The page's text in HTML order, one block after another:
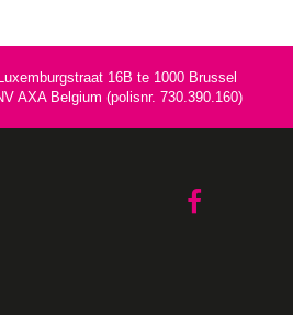
16B te 1000 Brussel
AXA Belgium (polisnr. 730.390.160)